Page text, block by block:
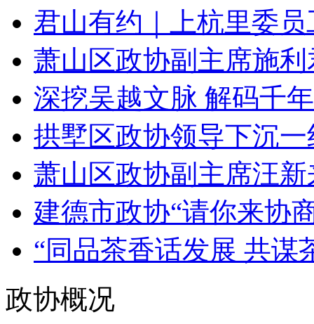
君山有约｜上杭里委
萧山区政协副主席施
深挖吴越文脉 解码千
拱墅区政协领导下沉
萧山区政协副主席汪
建德市政协“请你来协
“同品茶香话发展 共
政协概况